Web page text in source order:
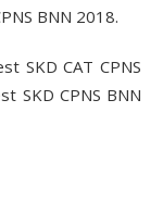
BNN 2018.
SKD CAT CPNS
SKD CPNS BNN